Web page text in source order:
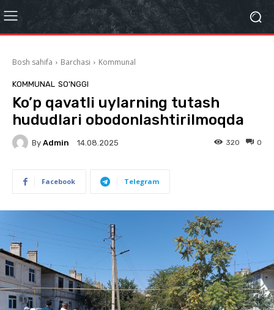
Bosh sahifa Barchasi Kommunal
KOMMUNAL SO'NGGI
Ko’p qavatli uylarning tutash
hududlari obodonlashtirilmoqda
By Admin 14.08.2025 0
320
Facebook Telegram